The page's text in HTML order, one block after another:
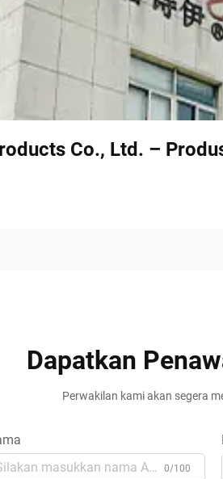
Co., Ltd. –
Dapatkan
Perwakilan kami akan segera
0/100